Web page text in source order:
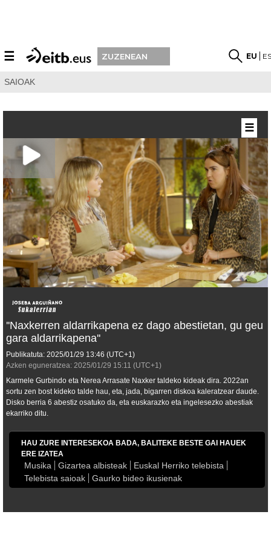
☰ ZUZENEAN EU
SAIOAK
''Naxkerren aldarrikapena ez dago abestietan, gu geu
gara aldarrikapena''
Publikatuta: 2025/01/29 13:46 (UTC+1)
Azken eguneratzea: 2025/01/29 15:11 (UTC+1)
Karmele Gurbindo eta Nerea Arrasate Naxker taldeko kideak dira. 2022an
sortu zen bost kideko talde hau, eta, jada, bigarren diskoa kaleratzear daude.
Disko berria 6 abestiz osatuko da, eta euskarazko eta ingelesezko abestiak
ekarriko ditu.
HAU ZURE INTERESEKOA BADA, BALITEKE BESTE GAI HAUEK
ERE IZATEA
Musika Gizartea albisteak
Euskal Herriko telebista
Telebista saioak
Gaurko bideo ikusienak
☰